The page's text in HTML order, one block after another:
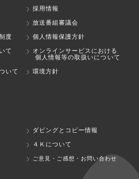
採用情報
放送番組審議会
度
個人情報保護方針
て
オンラインサービスにおける
個人情報等の取扱いについて
いて
環境方針
ダビングとコピー情報
４Ｋについて
ご意見・ご感想・お問い合わせ